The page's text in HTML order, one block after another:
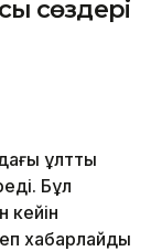
сөздері
ұлттық
Бұл
хабарлайды